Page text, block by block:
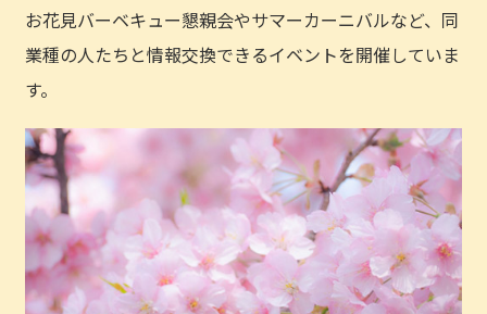
お花見バーベキュー懇親会やサマーカーニバルなど、同
業種の人たちと情報交換できるイベントを開催していま
す。